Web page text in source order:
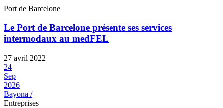
Port de Barcelone
Le Port de Barcelone présente ses services
intermodaux au medFEL
27 avril 2022
24
Sep
2026
Bayona /
Entreprises